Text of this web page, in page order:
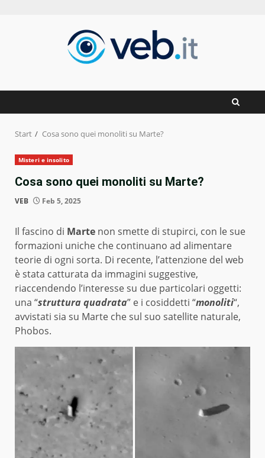
Start Cosa sono quei monoliti su Marte?
Misteri e insolito
Cosa sono quei monoliti su Marte?
VEB Feb 5, 2025
Il fascino di Marte non smette di stupirci, con le sue
formazioni uniche che continuano ad alimentare
teorie di ogni sorta. Di recente, l’attenzione del web
è stata catturata da immagini suggestive,
riaccendendo l’interesse su due particolari oggetti:
una “struttura quadrata” e i cosiddetti “monoliti“,
avvistati sia su Marte che sul suo satellite naturale,
Phobos.